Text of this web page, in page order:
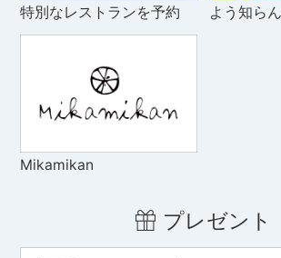
特別なレストランを予約 よう知ら
Mikamikan
プレゼント